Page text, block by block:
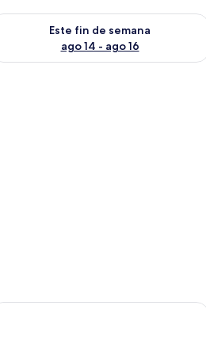
9 - ago 10
Este fin de semana
ago 14 - ago 16
la disponibilidad para este
una lámpara y dos cuadros en la pared.
by Wyndham Aberdeen -